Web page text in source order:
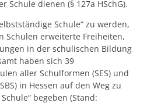
Schule dienen (§ 127a HSchG).
Schule“ zu werden,
Schulen erweiterte Freiheiten,
in der schulischen Bildung
haben sich 39
aller Schulformen (SES) und
in Hessen auf den Weg zu
begeben (Stand: